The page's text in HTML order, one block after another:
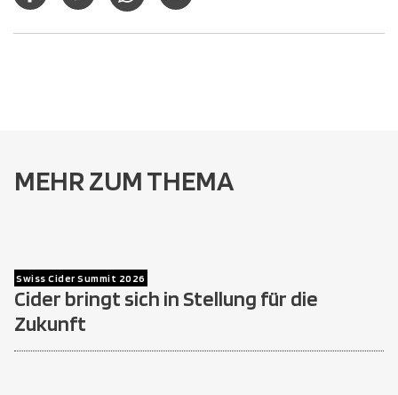
MEHR ZUM THEMA
Swiss Cider Summit 2026
Cider bringt sich in Stellung für die
Zukunft